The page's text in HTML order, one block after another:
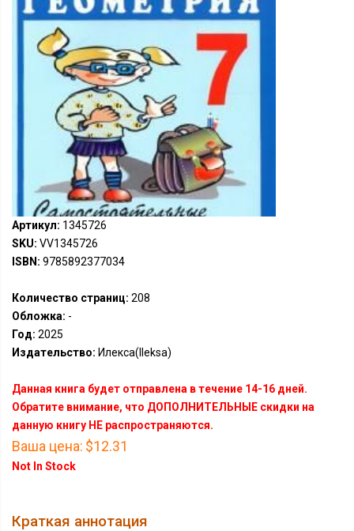
Артикул: 1345726
SKU: VV1345726
ISBN: 9785892377034
Количество страниц: 208
Обложка: -
Год: 2025
Издательство: Илекса(Ileksa)
Данная книга будет отправлена в течение 14-16 дней.
Обратите внимание, что ДОПОЛНИТЕЛЬНЫЕ скидки на
данную книгу НЕ распространяются.
Ваша цена: $12.31
Not In Stock
Краткая аннотация